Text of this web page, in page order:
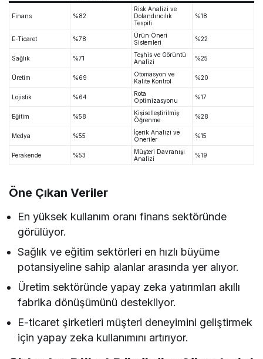
Finans %82
Risk Analizi ve
Dolandırıcılık
Tespiti
%18
E-Ticaret %78
Ürün Öneri
Sistemleri
%22
Sağlık %71
Teşhis ve Görüntü
Analizi
%25
Üretim %69
Otomasyon ve
Kalite Kontrol
%20
Lojistik %64
Rota
Optimizasyonu
%17
Eğitim %58
Kişiselleştirilmiş
Öğrenme
%28
Medya %55
İçerik Analizi ve
Öneriler
%15
Perakende %53
Müşteri Davranışı
Analizi
%19
Öne Çıkan Veriler
En yüksek kullanım oranı finans sektöründe
görülüyor.
Sağlık ve eğitim sektörleri en hızlı büyüme
potansiyeline sahip alanlar arasında yer alıyor.
Üretim sektöründe yapay zeka yatırımları akıllı
fabrika dönüşümünü destekliyor.
E-ticaret şirketleri müşteri deneyimini geliştirmek
için yapay zeka kullanımını artırıyor.